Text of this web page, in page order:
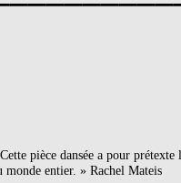
pièce dansée a pour
monde entier. » Rachel Mateis